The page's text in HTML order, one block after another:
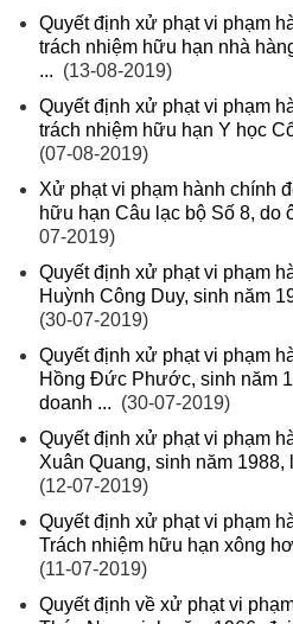
Quyết định xử phạt vi phạm
trách nhiệm hữu hạn nhà
... (13-08-2019)
Quyết định xử phạt vi phạm
trách nhiệm hữu hạn Y học
(07-08-2019)
Xử phạt vi phạm hành chính
hữu hạn Câu lạc bộ Số 8, do
07-2019)
Quyết định xử phạt vi phạm
Huỳnh Công Duy, sinh năm
(30-07-2019)
Quyết định xử phạt vi phạm
Hồng Đức Phước, sinh năm
doanh ... (30-07-2019)
Quyết định xử phạt vi phạm
Xuân Quang, sinh năm
(12-07-2019)
Quyết định xử phạt vi phạm
Trách nhiệm hữu hạn xông
(11-07-2019)
Quyết định về xử phạt vi